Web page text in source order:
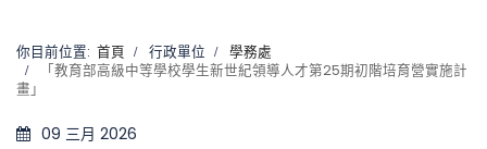
你目前位置: 首頁 行政單位
學務處
「教育部高級中等學校學生新世紀領導人才第25期初階培育營實施計
畫」
09 三月 2026